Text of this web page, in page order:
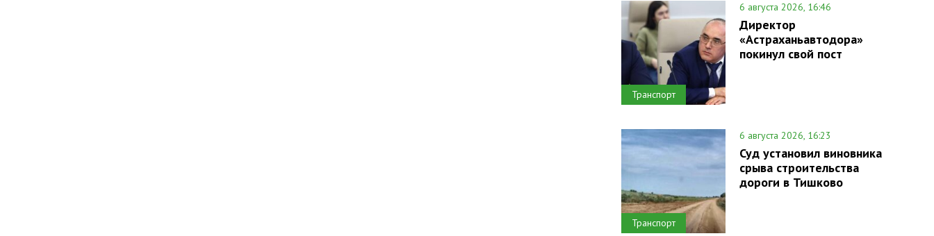
Транспорт
6 августа 2026, 16:46
Директор
«Астраханьавтодора»
покинул свой пост
Транспорт
6 августа 2026, 16:23
Суд установил виновника
срыва строительства
дороги в Тишково